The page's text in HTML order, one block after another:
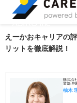
えーかおキャリアの
リットを徹底解説！
株式会
業部 副
柚木